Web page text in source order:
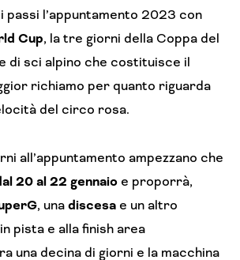
passi l’appuntamento 2023 con
Cup, la tre giorni della Coppa del
di sci alpino che costituisce il
richiamo per quanto riguarda
del circo rosa.
all’appuntamento ampezzano che
20 al 22 gennaio e proporrà,
, unadiscesa e un altro
pista e alla finish area
una decina di giorni e la macchina